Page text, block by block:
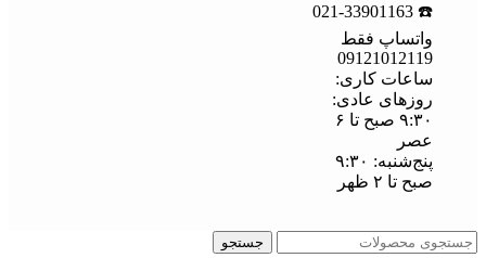
☎️ 021-33901163
واتساپ فقط
09121012119
ساعات کاری:
روزهای عادی:
۹:۳۰ صبح تا ۶
عصر
پنج‌شنبه: ۹:۳۰
صبح تا ۲ ظهر
جستجو